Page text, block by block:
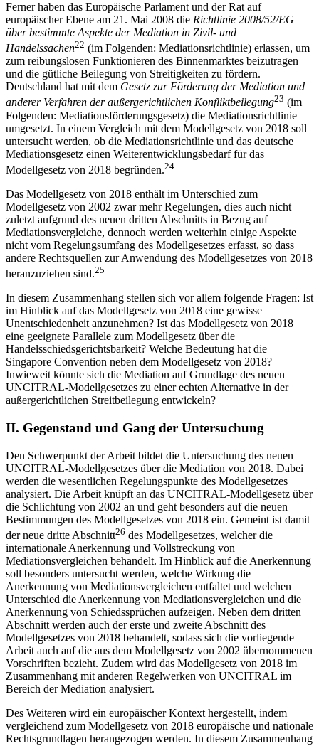
Ferner haben das Europäische Parlament und der Rat auf
europäischer Ebene am 21. Mai 2008 die Richtlinie 2008/52/EG
über bestimmte Aspekte der Mediation in Zivil- und
Handelssachen22 (im Folgenden: Mediationsrichtlinie) erlassen, um
zum reibungslosen Funktionieren des Binnenmarktes beizutragen
und die gütliche Beilegung von Streitigkeiten zu fördern.
Deutschland hat mit dem Gesetz zur Förderung der Mediation und
anderer Verfahren der außergerichtlichen Konfliktbeilegung23 (im
Folgenden: Mediationsförderungsgesetz) die Mediationsrichtlinie
umgesetzt. In einem Vergleich mit dem Modellgesetz von 2018 soll
untersucht werden, ob die Mediationsrichtlinie und das deutsche
Mediationsgesetz einen Weiterentwicklungsbedarf für das
Modellgesetz von 2018 begründen.24
Das Modellgesetz von 2018 enthält im Unterschied zum
Modellgesetz von 2002 zwar mehr Regelungen, dies auch nicht
zuletzt aufgrund des neuen dritten Abschnitts in Bezug auf
Mediationsvergleiche, dennoch werden weiterhin einige Aspekte
nicht vom Regelungsumfang des Modellgesetzes erfasst, so dass
andere Rechtsquellen zur Anwendung des Modellgesetzes von 2018
heranzuziehen sind.25
In diesem Zusammenhang stellen sich vor allem folgende Fragen: Ist
im Hinblick auf das Modellgesetz von 2018 eine gewisse
Unentschiedenheit anzunehmen? Ist das Modellgesetz von 2018
eine geeignete Parallele zum Modellgesetz über die
Handelsschiedsgerichtsbarkeit? Welche Bedeutung hat die
Singapore Convention neben dem Modellgesetz von 2018?
Inwieweit könnte sich die Mediation auf Grundlage des neuen
UNCITRAL-Modellgesetzes zu einer echten Alternative in der
außergerichtlichen Streitbeilegung entwickeln?
II. Gegenstand und Gang der Untersuchung
Den Schwerpunkt der Arbeit bildet die Untersuchung des neuen
UNCITRAL-Modellgesetzes über die Mediation von 2018. Dabei
werden die wesentlichen Regelungspunkte des Modellgesetzes
analysiert. Die Arbeit knüpft an das UNCITRAL-Modellgesetz über
die Schlichtung von 2002 an und geht besonders auf die neuen
Bestimmungen des Modellgesetzes von 2018 ein. Gemeint ist damit
der neue dritte Abschnitt26 des Modellgesetzes, welcher die
internationale Anerkennung und Vollstreckung von
Mediationsvergleichen behandelt. Im Hinblick auf die Anerkennung
soll besonders untersucht werden, welche Wirkung die
Anerkennung von Mediationsvergleichen entfaltet und welchen
Unterschied die Anerkennung von Mediationsvergleichen und die
Anerkennung von Schiedssprüchen aufzeigen. Neben dem dritten
Abschnitt werden auch der erste und zweite Abschnitt des
Modellgesetzes von 2018 behandelt, sodass sich die vorliegende
Arbeit auch auf die aus dem Modellgesetz von 2002 übernommenen
Vorschriften bezieht. Zudem wird das Modellgesetz von 2018 im
Zusammenhang mit anderen Regelwerken von UNCITRAL im
Bereich der Mediation analysiert.
Des Weiteren wird ein europäischer Kontext hergestellt, indem
vergleichend zum Modellgesetz von 2018 europäische und nationale
Rechtsgrundlagen herangezogen werden. In diesem Zusammenhang